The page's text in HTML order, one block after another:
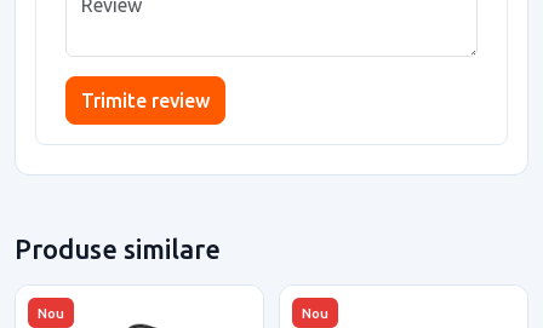
Trimite review
Produse similare
Nou Nou